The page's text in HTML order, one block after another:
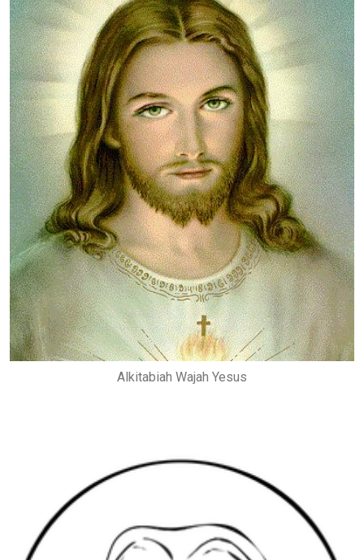
Alkitabiah Wajah Yesus